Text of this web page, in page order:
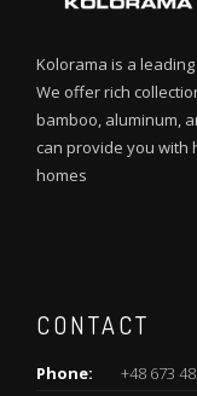
Kolorama is a
We offer rich
bamboo, aluminum,
can provide you with
homes
CONTACT
Phone: +48 673